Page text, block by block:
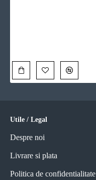
Utile / Legal
Despre noi
Livrare si plata
Politica de confidentialitate